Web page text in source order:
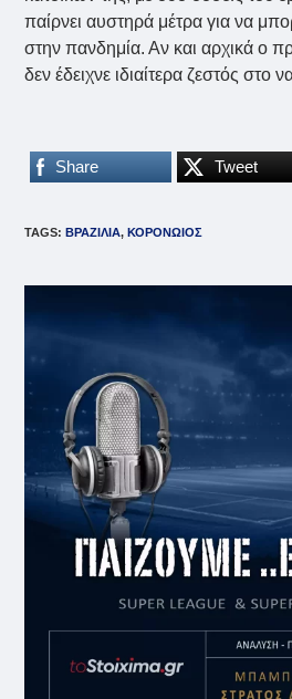
παίρνει αυστηρά μέτρα για να
στην πανδημία. Αν και αρχικά ο
δεν έδειχνε ιδιαίτερα ζεστός στο
Share Tweet
TAGS: ΒΡΑΖΙΛΙΑ, ΚΟΡΟΝΩΙΟΣ